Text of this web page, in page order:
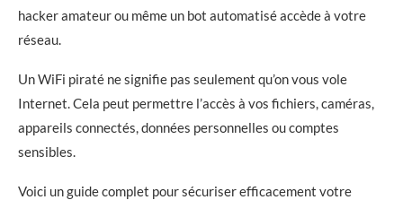
hacker amateur ou même un bot automatisé accède à votre
réseau.
Un WiFi piraté ne signifie pas seulement qu’on vous vole
Internet. Cela peut permettre l’accès à vos fichiers, caméras,
appareils connectés, données personnelles ou comptes
sensibles.
Voici un guide complet pour sécuriser efficacement votre